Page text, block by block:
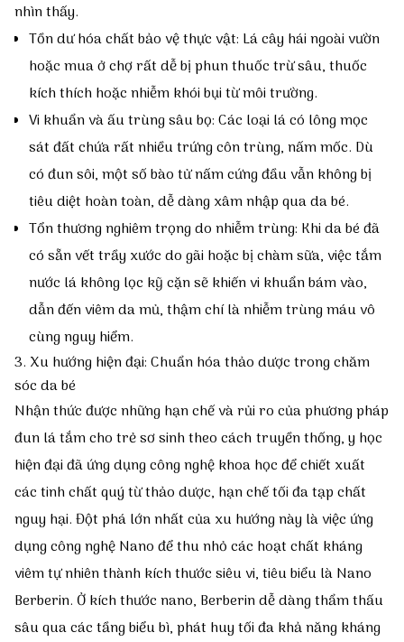
nhìn thấy.
Tồn dư hóa chất bảo vệ thực vật: Lá cây hái ngoài vườn
hoặc mua ở chợ rất dễ bị phun thuốc trừ sâu, thuốc
kích thích hoặc nhiễm khói bụi từ môi trường.
Vi khuẩn và ấu trùng sâu bọ:Các loại lá có lông mọc
sát đất chứa rất nhiều trứng côn trùng, nấm mốc. Dù
có đun sôi, một số bào tử nấm cứng đầu vẫn không bị
tiêu diệt hoàn toàn, dễ dàng xâm nhập qua da bé.
Tổn thương nghiêm trọng do nhiễm trùng: Khi da bé đã
có sẵn vết trầy xước do gãi hoặc bị chàm sữa, việc tắm
nước lá không lọc kỹ cặn sẽ khiến vi khuẩn bám vào,
dẫn đến viêm da mủ, thậm chí là nhiễm trùng máu vô
cùng nguy hiểm.
3. Xu hướng hiện đại: Chuẩn hóa thảo dược trong chăm
sóc da bé
Nhận thức được những hạn chế và rủi ro của phương pháp
đun lá tắm cho trẻ sơ sinh theo cáchtruyền thống, y học
hiện đại đã ứng dụng công nghệ khoa học để chiết xuất
các tinh chất quý từ thảo dược, hạn chế tối đa tạp chất
nguy hại. Đột phá lớn nhất của xu hướng này là việc ứng
dụng công nghệ Nano để thu nhỏ các hoạt chất kháng
viêm tự nhiên thành kích thước siêu vi, tiêu biểu làNano
Berberin. Ở kích thước nano, Berberin dễ dàng thẩm thấu
sâu qua các tầng biểu bì, phát huy tối đa khả năng kháng